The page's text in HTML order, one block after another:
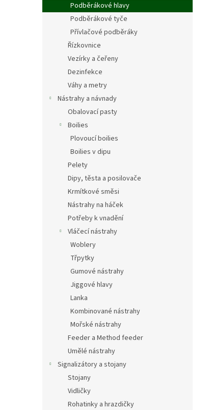
Podběrákové hlavy
Podběrákové tyče
Přívlačové podběráky
Řízkovnice
Vezírky a čeřeny
Dezinfekce
Váhy a metry
Nástrahy a návnady
Obalovací pasty
Boilies
Plovoucí boilies
Boilies v dipu
Pelety
Dipy, těsta a posilovače
Krmítkové směsi
Nástrahy na háček
Potřeby k vnadění
Vláčecí nástrahy
Woblery
Třpytky
Gumové nástrahy
Jiggové hlavy
Lanka
Kombinované nástrahy
Mořské nástrahy
Feeder a Method feeder
Umělé nástrahy
Signalizátory a stojany
Stojany
Vidličky
Rohatinky a hrazdičky